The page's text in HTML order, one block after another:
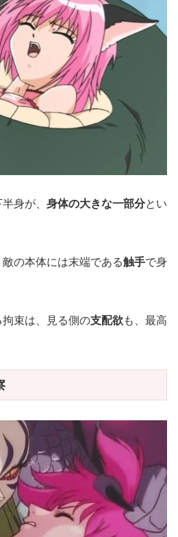
身が、 身体の大きな一部分とい
の本体には末端である触手で身
束は、見る側の支配欲も、最高